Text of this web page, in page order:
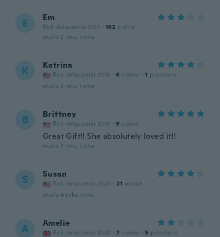
E Em
Rok dołączenia 2017 · 182 opinie
około 2 roku temu
K Katrina
Rok dołączenia 2019 · 6 opinie · 1 przesłane
około 3 roku temu
B Brittney
Rok dołączenia 2018 · 9 opinie
Great Gift!! She absolutely loved it!!
około 3 roku temu
S Susan
Rok dołączenia 2020 · 21 opinie
około 4 roku temu
A Amelie
Rok dołączenia 2020 · 7 opinie · 5 przesłane